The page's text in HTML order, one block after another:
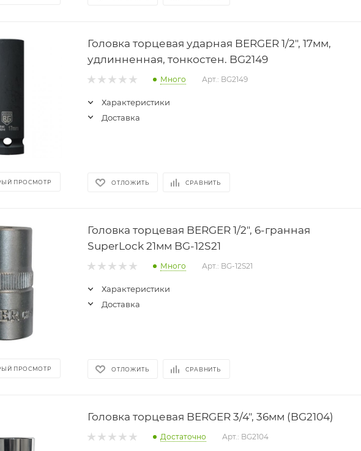
ПРОСМОТР
Головка торцевая ударная BERGER 1/2", 17мм,
удлинненная, тонкостен. BG2149
Много Арт.: BG2149
Характеристики
Доставка
ОТЛОЖИТЬ СРАВНИТЬ
ПРОСМОТР
Головка торцевая BERGER 1/2", 6-гранная
SuperLock 21мм BG-12S21
Много Арт.: BG-12S21
Характеристики
Доставка
ОТЛОЖИТЬ СРАВНИТЬ
Головка торцевая BERGER 3/4", 36мм (BG2104)
Достаточно Арт.: BG2104